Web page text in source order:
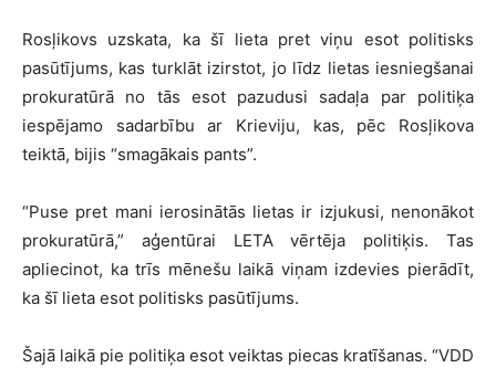
Rosļikovs uzskata, ka šī lieta pret viņu esot politisks
pasūtījums, kas turklāt izirstot, jo līdz lietas iesniegšanai
prokuratūrā no tās esot pazudusi sadaļa par politiķa
iespējamo sadarbību ar Krieviju, kas, pēc Rosļikova
teiktā, bijis “smagākais pants”.
“Puse pret mani ierosinātās lietas ir izjukusi, nenonākot
prokuratūrā,” aģentūrai LETA vērtēja politiķis. Tas
apliecinot, ka trīs mēnešu laikā viņam izdevies pierādīt,
ka šī lieta esot politisks pasūtījums.
Šajā laikā pie politiķa esot veiktas piecas kratīšanas. “VDD